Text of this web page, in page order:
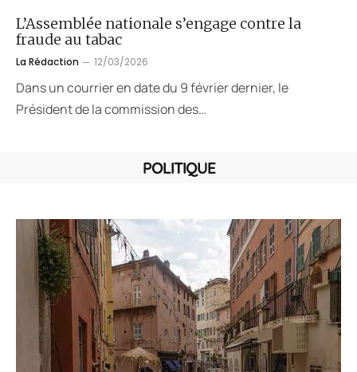
L’Assemblée nationale s’engage contre la
fraude au tabac
La Rédaction 12/03/2026
Dans un courrier en date du 9 février dernier, le
Président de la commission des…
POLITIQUE